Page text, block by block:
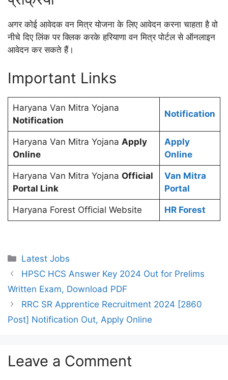
अगर कोई आवेदक वन मित्र योजना के लिए आवेदन करना चाहता है वो
नीचे दिए लिंक पर क्लिक करके हरियाणा वन मित्र पोर्टल से ऑनलाइन
आवेदन कर सकते हैं।
Important Links
Haryana Van Mitra Yojana
Notification
Notification
Haryana Van Mitra Yojana Apply
Online
Apply
Online
Haryana Van Mitra Yojana Official
Portal Link
Van Mitra
Portal
Haryana Forest Official Website HR Forest
Categories
Latest Jobs
HPSC HCS Answer Key 2024 Out for Prelims
Written Exam, Download PDF
RRC SR Apprentice Recruitment 2024 [2860
Post] Notification Out, Apply Online
Leave a Comment